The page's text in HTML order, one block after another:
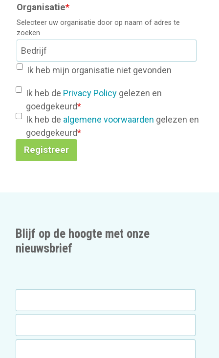
Organisatie*
Selecteer uw organisatie door op naam of adres te
zoeken
Ik heb mijn organisatie niet gevonden
Ik heb de Privacy Policy gelezen en
goedgekeurd*
Ik heb de algemene voorwaarden gelezen en
goedgekeurd*
Registreer
Blijf op de hoogte met onze
nieuwsbrief